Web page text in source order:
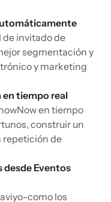
invitado de
segmentación y
y marketing
tiempo real
en tiempo
construir un
repetición de
Eventos
como los